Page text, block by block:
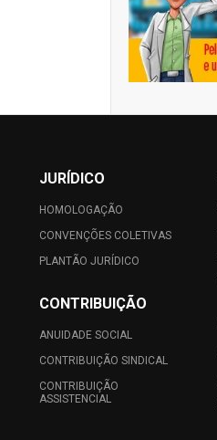
JURÍDICO
HOMOLOGAÇÃO
CONVENÇÕES COLETIVAS
PLANTÃO JURÍDICO
CONTRIBUIÇÃO
ANUIDADE SOCIAL
CONTRIBUIÇÃO SINDICAL
CONTRIBUIÇÃO
ASSISTENCIAL